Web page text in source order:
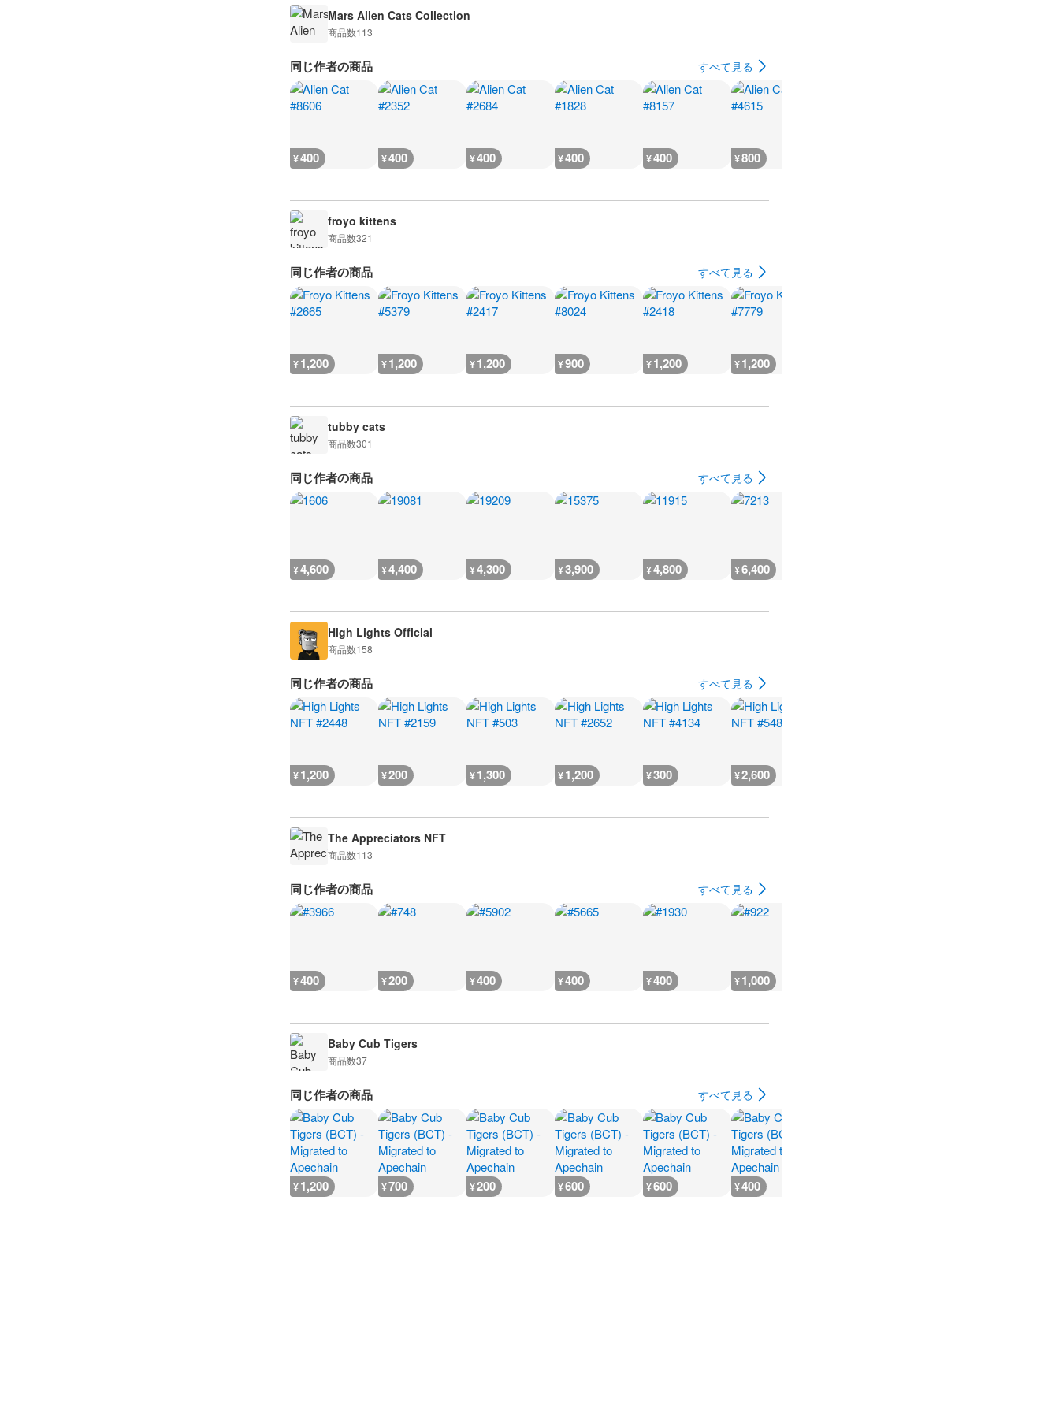
Mars Alien Cats Collection
商品数113
同じ作者の商品 すべて見る
¥400 ¥400 ¥400 ¥400 ¥400 ¥800
froyo kittens
商品数321
同じ作者の商品 すべて見る
¥1,200 ¥1,200 ¥1,200 ¥900 ¥1,200 ¥1,200
tubby cats
商品数301
同じ作者の商品 すべて見る
¥4,600 ¥4,400 ¥4,300 ¥3,900 ¥4,800 ¥6,400
High Lights Official
商品数158
同じ作者の商品 すべて見る
¥1,200 ¥200 ¥1,300 ¥1,200 ¥300 ¥2,600
The Appreciators NFT
商品数113
同じ作者の商品 すべて見る
¥400 ¥200 ¥400 ¥400 ¥400 ¥1,000
Baby Cub Tigers
商品数37
同じ作者の商品 すべて見る
¥1,200 ¥700 ¥200 ¥600 ¥600 ¥400